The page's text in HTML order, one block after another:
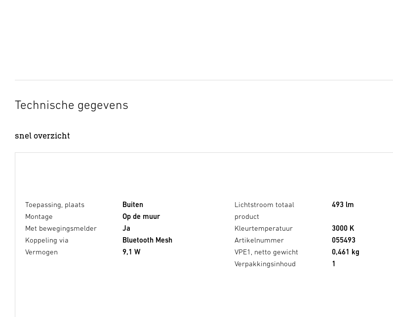
Technische gegevens
snel overzicht
Toepassing, plaats
Buiten
Montage
Op de muur
Met bewegingsmelder
Ja
Koppeling via
Bluetooth Mesh
Vermogen
9,1 W
Lichtstroom totaal
product
493 lm
Kleurtemperatuur
3000 K
Artikelnummer
055493
VPE1, netto gewicht
0,461 kg
Verpakkingsinhoud
1